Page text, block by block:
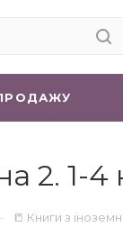
2. 1-
📒 Книги з